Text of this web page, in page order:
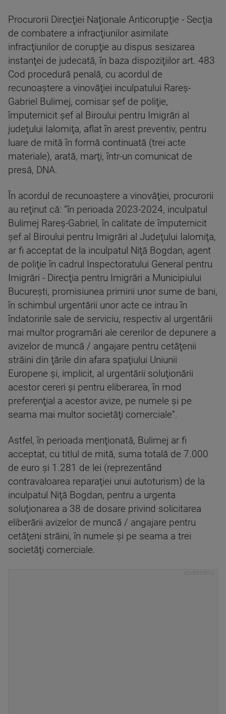
Procurorii Direcţiei Naţionale Anticorupţie - Secţia
de combatere a infracţiunilor asimilate
infracţiunilor de corupţie au dispus sesizarea
instanţei de judecată, în baza dispoziţiilor art. 483
Cod procedură penală, cu acordul de
recunoaştere a vinovăţiei inculpatului Rareş-
Gabriel Bulimej, comisar şef de poliţie,
împuternicit şef al Biroului pentru Imigrări al
judeţului Ialomiţa, aflat în arest preventiv, pentru
luare de mită în formă continuată (trei acte
materiale), arată, marţi, într-un comunicat de
presă, DNA.
În acordul de recunoaştere a vinovăţiei, procurorii
au reţinut că: ”în perioada 2023-2024, inculpatul
Bulimej Rareş-Gabriel, în calitate de împuternicit
şef al Biroului pentru Imigrări al Judeţului Ialomiţa,
ar fi acceptat de la inculpatul Niţă Bogdan, agent
de poliţie în cadrul Inspectoratului General pentru
Imigrări - Direcţia pentru Imigrări a Municipiului
Bucureşti, promisiunea primirii unor sume de bani,
în schimbul urgentării unor acte ce intrau în
îndatoririle sale de serviciu, respectiv al urgentării
mai multor programări ale cererilor de depunere a
avizelor de muncă / angajare pentru cetăţenii
străini din ţările din afara spaţiului Uniunii
Europene şi, implicit, al urgentării soluţionării
acestor cereri şi pentru eliberarea, în mod
preferenţial a acestor avize, pe numele şi pe
seama mai multor societăţi comerciale”.
Astfel, în perioada menţionată, Bulimej ar fi
acceptat, cu titlul de mită, suma totală de 7.000
de euro şi 1.281 de lei (reprezentând
contravaloarea reparaţiei unui autoturism) de la
inculpatul Niţă Bogdan, pentru a urgenta
soluţionarea a 38 de dosare privind solicitarea
eliberării avizelor de muncă / angajare pentru
cetăţeni străini, în numele şi pe seama a trei
societăţi comerciale.